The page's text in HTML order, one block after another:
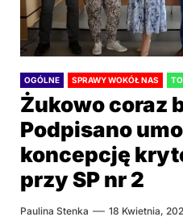
OGÓLNE SPRAWY WOKÓŁ NAS
Żukowo coraz
Podpisano
koncepcję
przy SP nr 2
Paulina Stenka 18 Kwietnia,